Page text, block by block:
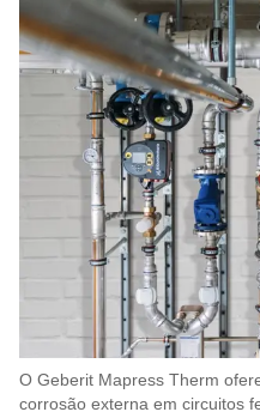
O Geberit Mapress Therm
corrosão externa em circuitos